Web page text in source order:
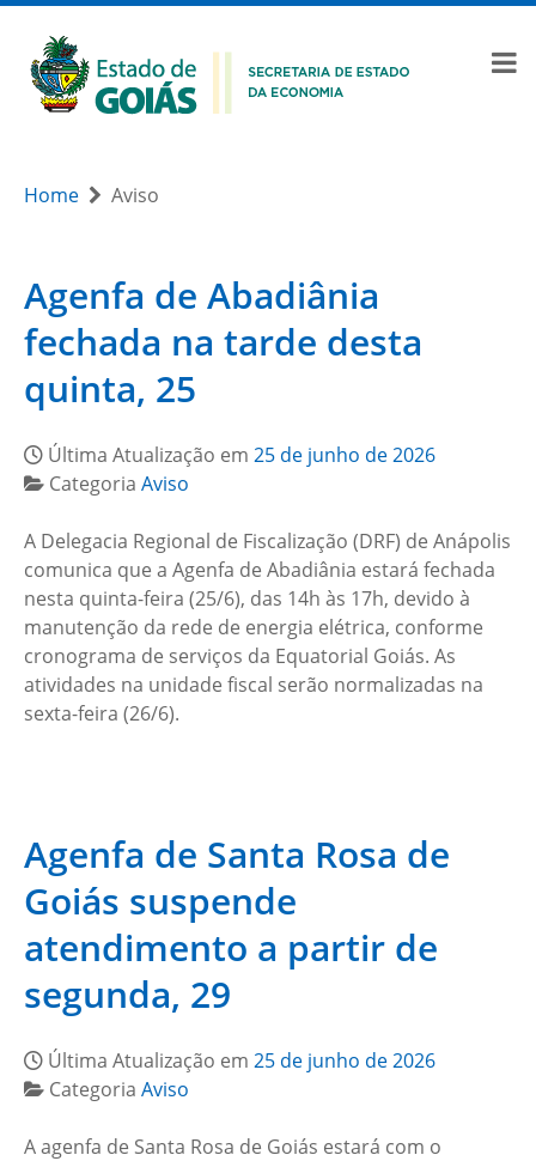
Home Aviso
Agenfa de Abadiânia
fechada na tarde desta
quinta, 25
Última Atualização em 25 de junho de 2026
Categoria Aviso
A Delegacia Regional de Fiscalização (DRF) de Anápolis
comunica que a Agenfa de Abadiânia estará fechada
nesta quinta-feira (25/6), das 14h às 17h, devido à
manutenção da rede de energia elétrica, conforme
cronograma de serviços da Equatorial Goiás. As
atividades na unidade fiscal serão normalizadas na
sexta-feira (26/6).
Agenfa de Santa Rosa de
Goiás suspende
atendimento a partir de
segunda, 29
Última Atualização em 25 de junho de 2026
Categoria Aviso
A agenfa de Santa Rosa de Goiás estará com o